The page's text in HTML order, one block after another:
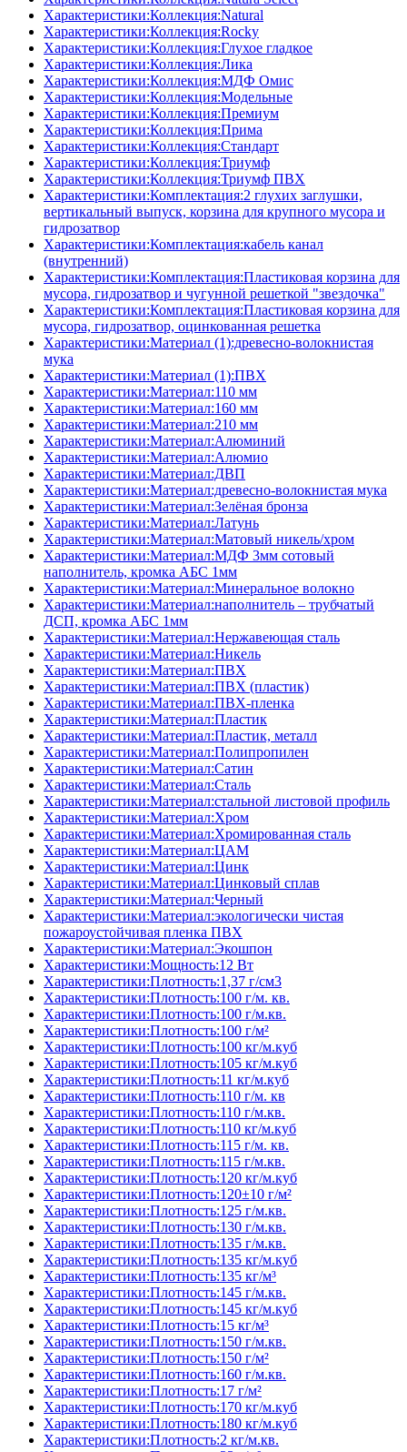
Характеристики:Коллекция:Natural
Характеристики:Коллекция:Rocky
Характеристики:Коллекция:Глухое гладкое
Характеристики:Коллекция:Лика
Характеристики:Коллекция:МДФ Омис
Характеристики:Коллекция:Модельные
Характеристики:Коллекция:Премиум
Характеристики:Коллекция:Прима
Характеристики:Коллекция:Стандарт
Характеристики:Коллекция:Триумф
Характеристики:Коллекция:Триумф ПВХ
Характеристики:Комплектация:2 глухих заглушки,
вертикальный выпуск, корзина для крупного мусора и
гидрозатвор
Характеристики:Комплектация:кабель канал
(внутренний)
Характеристики:Комплектация:Пластиковая корзина для
мусора, гидрозатвор и чугунной решеткой "звездочка"
Характеристики:Комплектация:Пластиковая корзина для
мусора, гидрозатвор, оцинкованная решетка
Характеристики:Материал (1):древесно-волокнистая
мука
Характеристики:Материал (1):ПВХ
Характеристики:Материал:110 мм
Характеристики:Материал:160 мм
Характеристики:Материал:210 мм
Характеристики:Материал:Алюминий
Характеристики:Материал:Алюмио
Характеристики:Материал:ДВП
Характеристики:Материал:древесно-волокнистая мука
Характеристики:Материал:Зелёная бронза
Характеристики:Материал:Латунь
Характеристики:Материал:Матовый никель/хром
Характеристики:Материал:МДФ 3мм сотовый
наполнитель, кромка AБC 1мм
Характеристики:Материал:Минеральное волокно
Характеристики:Материал:наполнитель – трубчатый
ДСП, кромка AБC 1мм
Характеристики:Материал:Нержавеющая сталь
Характеристики:Материал:Никель
Характеристики:Материал:ПВХ
Характеристики:Материал:ПВХ (пластик)
Характеристики:Материал:ПВХ-пленка
Характеристики:Материал:Пластик
Характеристики:Материал:Пластик, металл
Характеристики:Материал:Полипропилен
Характеристики:Материал:Сатин
Характеристики:Материал:Сталь
Характеристики:Материал:стальной листовой профиль
Характеристики:Материал:Хром
Характеристики:Материал:Хромированная сталь
Характеристики:Материал:ЦАМ
Характеристики:Материал:Цинк
Характеристики:Материал:Цинковый сплав
Характеристики:Материал:Черный
Характеристики:Материал:экологически чистая
пожароустойчивая пленка ПВХ
Характеристики:Материал:Экошпон
Характеристики:Мощность:12 Вт
Характеристики:Плотность:1,37 г/см3
Характеристики:Плотность:100 г/м. кв.
Характеристики:Плотность:100 г/м.кв.
Характеристики:Плотность:100 г/м²
Характеристики:Плотность:100 кг/м.куб
Характеристики:Плотность:105 кг/м.куб
Характеристики:Плотность:11 кг/м.куб
Характеристики:Плотность:110 г/м. кв
Характеристики:Плотность:110 г/м.кв.
Характеристики:Плотность:110 кг/м.куб
Характеристики:Плотность:115 г/м. кв.
Характеристики:Плотность:115 г/м.кв.
Характеристики:Плотность:120 кг/м.куб
Характеристики:Плотность:120±10 г/м²
Характеристики:Плотность:125 г/м.кв.
Характеристики:Плотность:130 г/м.кв.
Характеристики:Плотность:135 г/м.кв.
Характеристики:Плотность:135 кг/м.куб
Характеристики:Плотность:135 кг/м³
Характеристики:Плотность:145 г/м.кв.
Характеристики:Плотность:145 кг/м.куб
Характеристики:Плотность:15 кг/м³
Характеристики:Плотность:150 г/м.кв.
Характеристики:Плотность:150 г/м²
Характеристики:Плотность:160 г/м.кв.
Характеристики:Плотность:17 г/м²
Характеристики:Плотность:170 кг/м.куб
Характеристики:Плотность:180 кг/м.куб
Характеристики:Плотность:2 кг/м.кв.